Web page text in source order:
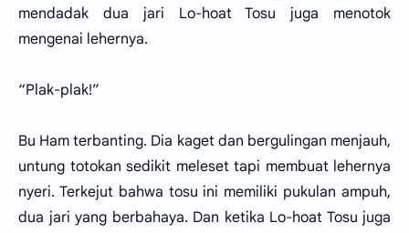
mendadak dua jari Lo-hoat Tosu juga menotok
mengenai lehernya.
“Plak-plak!”
Bu Ham terbanting. Dia kaget dan bergulingan menjauh,
untung totokan sedikit meleset tapi membuat lehernya
nyeri. Terkejut bahwa tosu ini memiliki pukulan ampuh,
dua jari yang berbahaya. Dan ketika Lo-hoat Tosu juga